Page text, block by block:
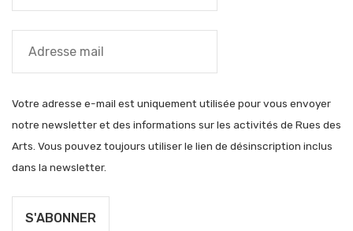
Votre adresse e-mail est uniquement utilisée pour vous envoyer
notre newsletter et des informations sur les activités de Rues des
Arts. Vous pouvez toujours utiliser le lien de désinscription inclus
dans la newsletter.